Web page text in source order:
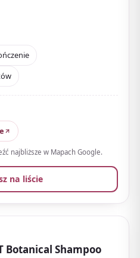
długo utrzymujący się
suche i puszące się
dotyku
z nutą kwiatową, nigdy
czyni go popularną
próbnemu łatwo go
najbliższe w Mapach Google.
na liście
Botanical Shampoo